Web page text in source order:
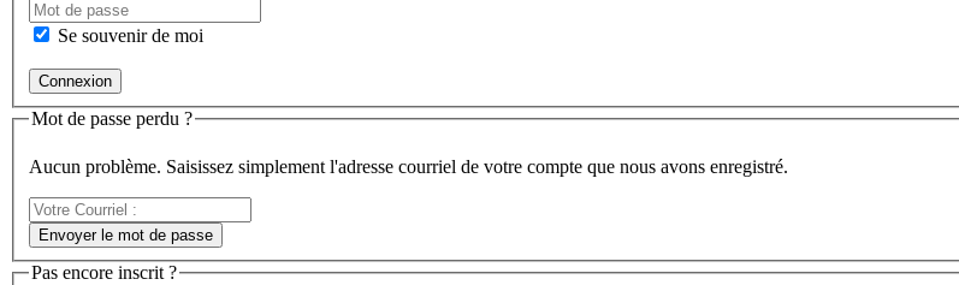
Se souvenir de moi
Mot de passe perdu ?
Aucun problème. Saisissez simplement l'adresse courriel de votre compte que nous avons enregistré.
Votre
Courriel
:
Envoyer le mot de passe
Pas encore inscrit ?